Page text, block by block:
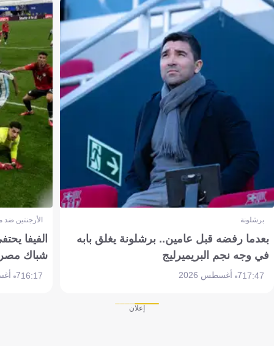
برشلونة
بعدما رفضه قبل عامين.. برشلونة يغلق بابه
في وجه نجم البريميرليج
17:477 أغسطس 2026
الأرجنتين
الفيفا
شباك
16:177 أغسطس 2026
إعلان